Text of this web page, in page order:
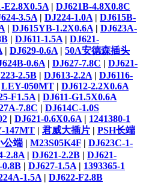
E2.8X0.5A | DJ621B-4.8X0.8C
3.5A | DJ224-1.0A | DJ615B-
| DJ615YB-1.2X0.6A | DJ623A-
| DJ611-1.5A | DJ621-
| DJ629-0.6A | 50A安德森插头
0.6A | DJ627-7.8C | DJ621-
2.5B | DJ613-2.2A | DJ6116-
LEY-050MT | DJ612-2.2X0.6A
F1.5A | DJ611-G1.5X0.6A
7.8C | DJ614C-1.0S
| DJ621-0.6X0.6A | 1241380-1
147MT | 君威大插片 | PSH长端
公端 | M23S05K4F | DJ623C-1-
2.8A | DJ621-2.2B | DJ621-
0.8B | DJ627-1.5A | 1393365-1
1.5A | DJ622-F2.8B